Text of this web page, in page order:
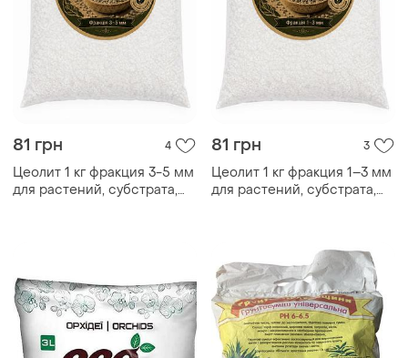
81 грн 4
Цеолит 1 кг фракция 3-5 мм
для растений, субстрата,
81 грн 3
Цеолит 1 кг фракция 1–3 мм
для растений, субстрата,